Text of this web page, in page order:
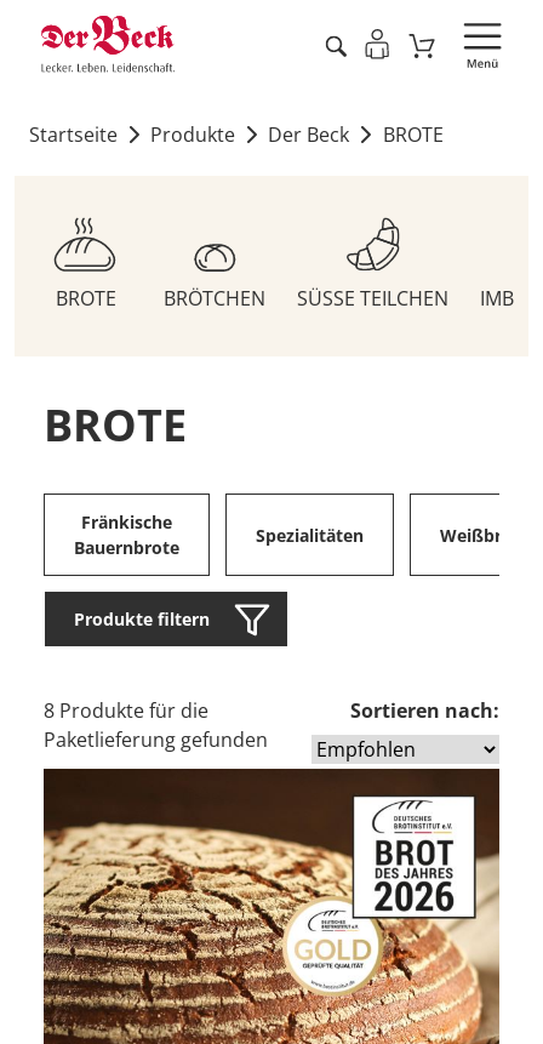
Startseite Produkte Der Beck BROTE
BROTE BRÖTCHEN SÜSSE TEILCHEN
BROTE
Fränkische
Bauernbrote
Spezialitäten Weißbrote
Produkte filtern
8 Produkte für die
Paketlieferung gefunden
Sortieren nach: